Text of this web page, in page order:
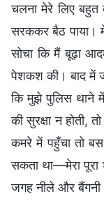
चलना मेरे लिए
सरककर बैठ पाया।
सोचा कि मैं बूढ़ा
पेशकश की। बाद में
कि मुझे पुलिस थाने
की सुरक्षा न होती,
कमरे में पहुँचा तो
सकता था—मेरा पूरा
जगह नीले और